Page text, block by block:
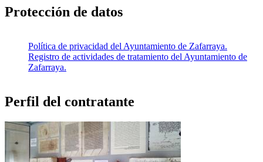
Protección de datos
Política de privacidad del Ayuntamiento de Zafarraya.
Registro de actividades de tratamiento del Ayuntamiento de
Zafarraya.
Perfil del contratante